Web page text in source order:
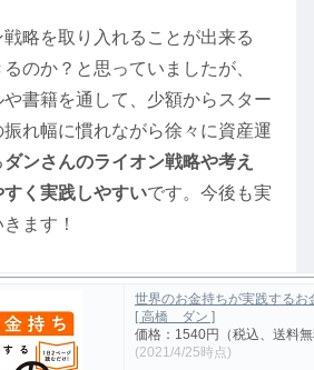
略を取り入れることが出来る
のか？と思っていましたが、
書籍を通して、少額からスター
振れ幅に慣れながら徐々に資産運
ダンさんのライオン戦略や考え
く実践しやすいです。今後も実
ます！
世界のお金持ちが実践するお
[ 高橋 ダン ]
価格：1540円（税込、送料
(2021/4/25時点)